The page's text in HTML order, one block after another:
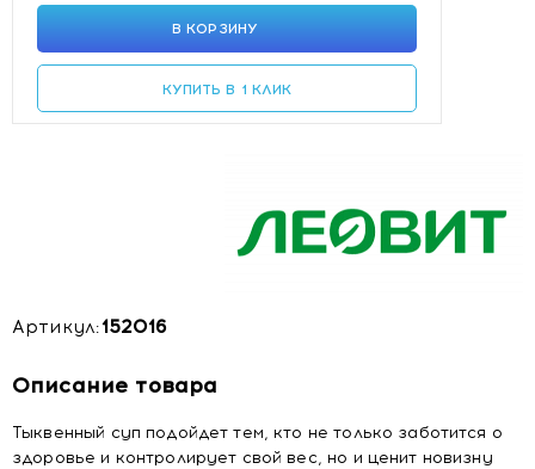
В КОРЗИНУ
КУПИТЬ В 1 КЛИК
Артикул:152016
Описание товара
Тыквенный суп подойдет тем, кто не только заботится о
здоровье и контролирует свой вес, но и ценит новизну